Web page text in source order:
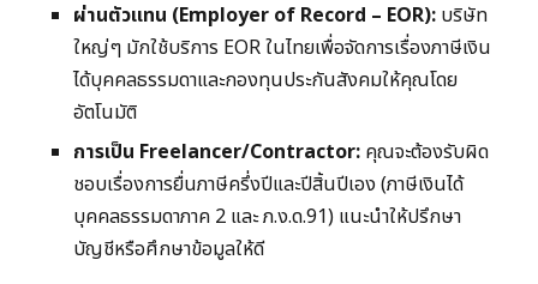
ผ่านตัวแทน (Employer of Record – EOR): บริษัท
ใหญ่ๆ มักใช้บริการ EOR ในไทยเพื่อจัดการเรื่องภาษีเงิน
ได้บุคคลธรรมดาและกองทุนประกันสังคมให้คุณโดย
อัตโนมัติ
การเป็น Freelancer/Contractor: คุณจะต้องรับผิด
ชอบเรื่องการยื่นภาษีครึ่งปีและปีสิ้นปีเอง (ภาษีเงินได้
บุคคลธรรมดาภาค 2 และ ภ.ง.ด.91) แนะนำให้ปรึกษา
บัญชีหรือศึกษาข้อมูลให้ดี